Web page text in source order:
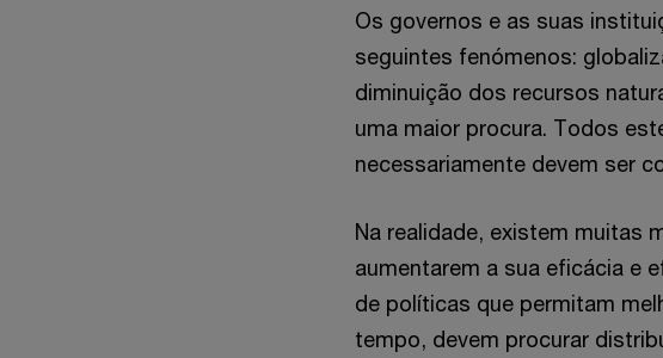
Os governos e as suas
seguintes fenómenos:
diminuição dos recursos
uma maior procura. Todos
necessariamente devem ser
Na realidade, existem muitas
aumentarem a sua eficácia e
de políticas que permitam
tempo, devem procurar